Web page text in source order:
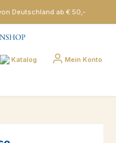
Deutschland ab € 50,-
Katalog Mein Konto